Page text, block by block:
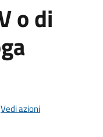
o di
Vedi azioni